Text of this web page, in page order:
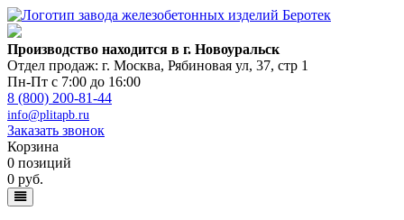
Производство находится в г. Новоуральск
Отдел продаж: г. Москва, Рябиновая ул, 37, стр 1
Пн-Пт с 7:00 до 16:00
8 (800) 200-81-44
info@plitapb.ru
Заказать звонок
Корзина
0 позиций
0 руб.